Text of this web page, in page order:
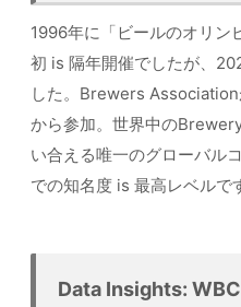
1996年に「ビールのオリン
初 is 隔年開催でしたが、
した。Brewers
から参加。世界中の
い合える唯一のグローバル
での知名度 is 最高レベルで
Data Insights: